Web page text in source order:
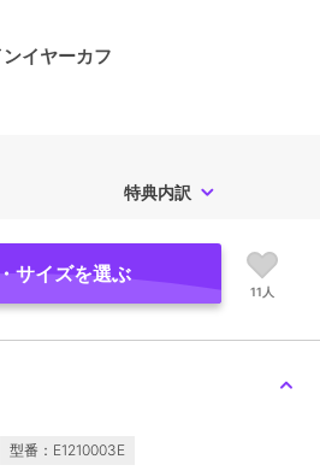
イヤーカフ
特典内訳
サイズを選ぶ
11人
型番：E1210003E